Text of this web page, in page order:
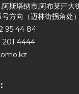
斯塔纳市.阿布莱汗大
方向（迈林街拐角处）
95 44 84
201 4444